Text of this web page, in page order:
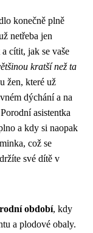
konečně plně
netřeba jen
cítit, jak se vaše
kratší než ta
žen, které už
dýchání a na
asistentka
a kdy si naopak
což se
své dítě v
období, kdy
a plodové obaly.